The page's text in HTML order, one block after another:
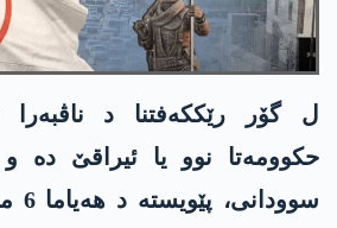
ل گۆر رێکكەفتنا د ناڤبەرا
حكوومه‌تا نوو یا ئیراقێ دە و